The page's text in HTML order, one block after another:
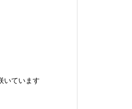
いています